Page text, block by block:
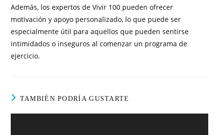
Además, los expertos de Vivir 100 pueden ofrecer
motivación y apoyo personalizado, lo que puede ser
especialmente útil para aquellos que pueden sentirse
intimidados o inseguros al comenzar un programa de
ejercicio.
TAMBIÉN PODRÍA GUSTARTE